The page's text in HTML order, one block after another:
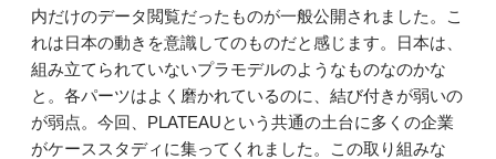
内だけのデータ閲覧だったものが一般公開されました。こ
れは日本の動きを意識してのものだと感じます。日本は、
組み立てられていないプラモデルのようなものなのかな
と。各パーツはよく磨かれているのに、結び付きが弱いの
が弱点。今回、PLATEAUという共通の土台に多くの企業
がケーススタディに集ってくれました。この取り組みな